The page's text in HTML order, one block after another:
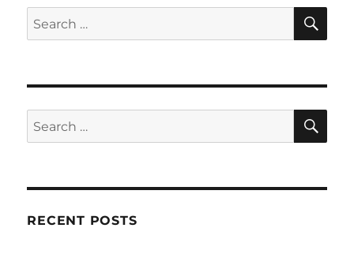
Search
for:
Search
for:
RECENT POSTS